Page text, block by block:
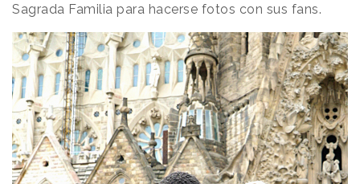
Sagrada Familia para hacerse fotos con sus fans.